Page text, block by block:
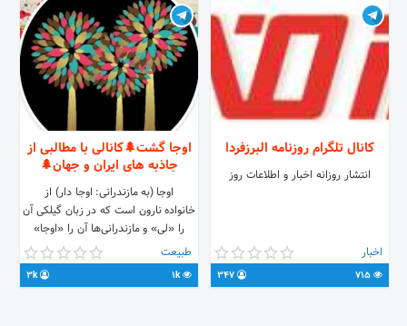
بالاتر از پارکینگ یادمان - جنب مسجد
مهدویه ● وبسایت و منوی غذا :
mahdaviyeh.ir ● دریافت کارت ویزیت
الکترونیک با ارسال پیامک * به شماره
50001040590680
کانال تلگرام روزنامه البرزفردا
انتشار روزانه اخبار و اطلاعات روز
اخبار
اوجا گشت🌲کانالی با مطالبی از
جاذبه های ایران و جهان🌲
اوجا (به مازندرانی: اوجا دار) از
خانواده نارون است که در زبان گیلکی آن
را «لی» و مازندرانی‌ها آن را «اوجا»
می‌نامند. 🌲کانالی با مطالبی از جاذبه
های ایران و جهان🌲 جهت دادن نظرات
و پیشنهادات با آیدی زیر در ارتباط
طبیعت
1k
3k